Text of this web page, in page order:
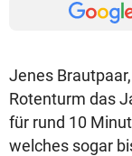
Jenes
Rotenturm das
für rund 10
welches sogar